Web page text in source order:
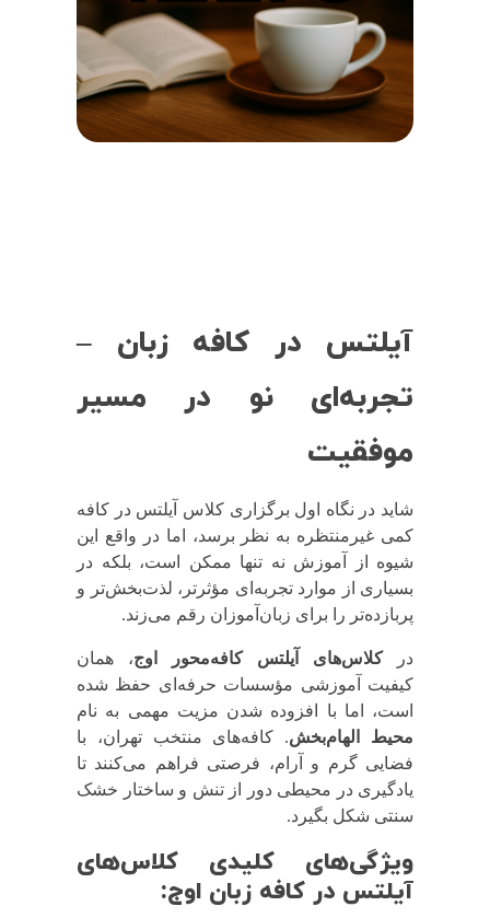
آیلتس در کافه زبان –
تجربه‌ای نو در مسیر
موفقیت
شاید در نگاه اول برگزاری کلاس آیلتس در کافه
کمی غیرمنتظره به نظر برسد، اما در واقع این
شیوه از آموزش نه تنها ممکن است، بلکه در
بسیاری از موارد تجربه‌ای مؤثرتر، لذت‌بخش‌تر و
پربازده‌تر را برای زبان‌آموزان رقم می‌زند.
درکلاس‌های آیلتس کافه‌محور اوج، همان
کیفیت آموزشی مؤسسات حرفه‌ای حفظ شده
است، اما با افزوده شدن مزیت مهمی به نام
محیط الهام‌بخش. کافه‌های منتخب تهران، با
فضایی گرم و آرام، فرصتی فراهم می‌کنند تا
یادگیری در محیطی دور از تنش و ساختار خشک
سنتی شکل بگیرد.
ویژگی‌های کلیدی کلاس‌های
آیلتس در کافه زبان اوج: